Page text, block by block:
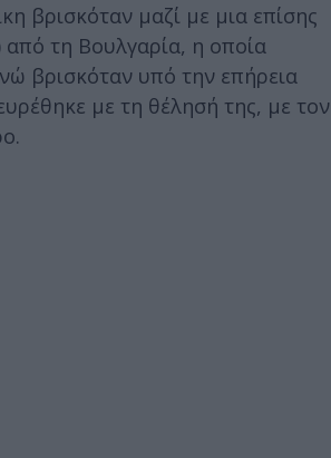
βρισκόταν μαζί με μια επίσης
από τη Βουλγαρία, η οποία
βρισκόταν υπό την επήρεια
με τη θέλησή της, με τον